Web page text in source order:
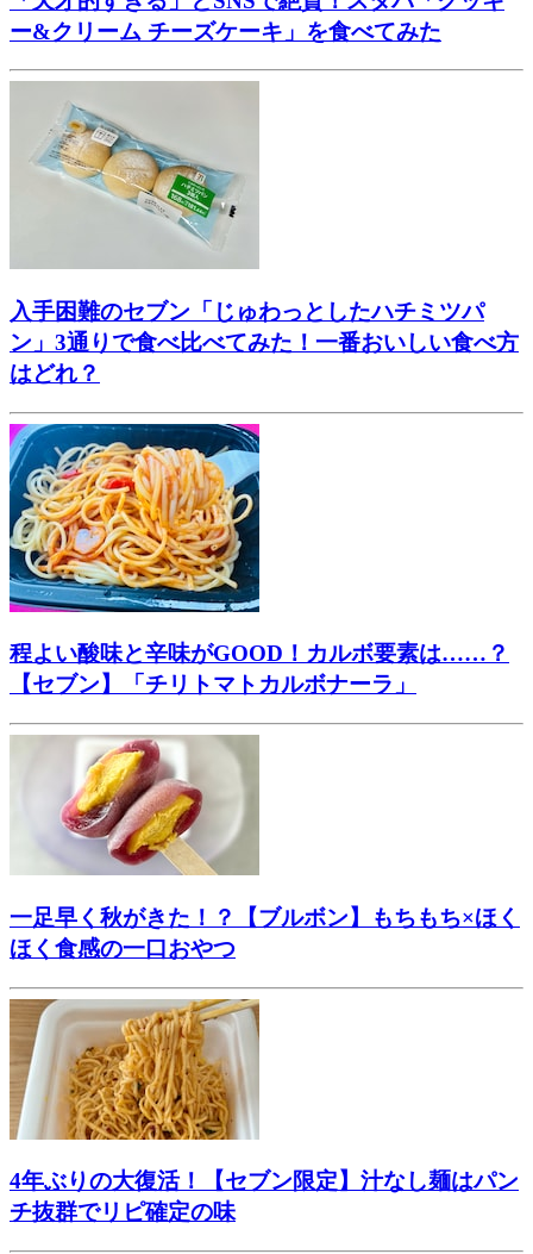
ー&クリーム チーズケーキ」を食べてみた
入手困難のセブン「じゅわっとしたハチミツパ
ン」3通りで食べ比べてみた！一番おいしい食べ方
はどれ？
程よい酸味と辛味がGOOD！カルボ要素は……？
【セブン】「チリトマトカルボナーラ」
一足早く秋がきた！？【ブルボン】もちもち×ほく
ほく食感の一口おやつ
4年ぶりの大復活！【セブン限定】汁なし麺はパン
チ抜群でリピ確定の味